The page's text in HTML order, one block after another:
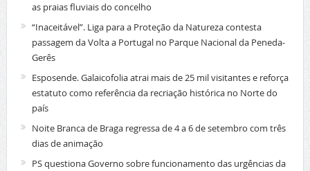
as praias fluviais do concelho
“Inaceitável”. Liga para a Proteção da Natureza contesta
passagem da Volta a Portugal no Parque Nacional da Peneda-
Gerês
Esposende. Galaicofolia atrai mais de 25 mil visitantes e reforça
estatuto como referência da recriação histórica no Norte do
país
Noite Branca de Braga regressa de 4 a 6 de setembro com três
dias de animação
PS questiona Governo sobre funcionamento das urgências da